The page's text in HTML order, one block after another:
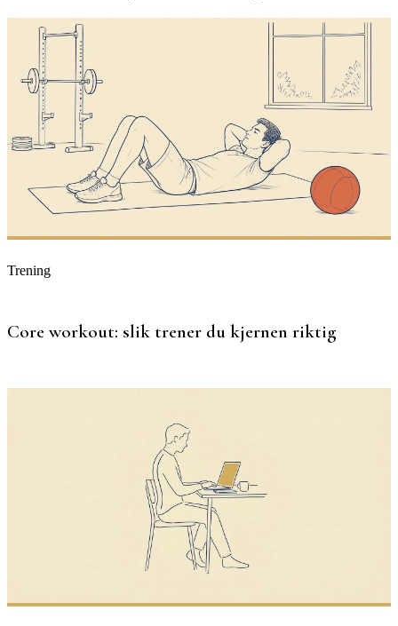
Trening
Core workout: slik trener du kjernen riktig